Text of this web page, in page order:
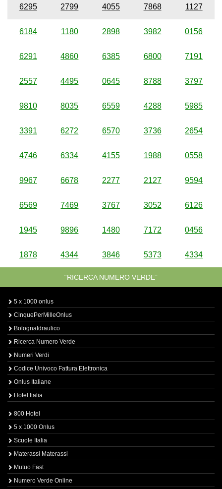
6295 2799 4055 7868 1127
6184 1180 2898 3982 0156
6291 4860 6385 6800 7191
2557 4495 0645 8788 3797
9810 8035 6559 4288 5985
3391 6272 6570 3736 2654
4746 6334 4155 1988 0558
9967 6678 2277 2127 9594
6569 7469 3767 3052 6126
1945 9896 1480 7172 0456
1878 4344 3846 5373 4334
“RICERCA NUMERO VERDE”
5 x 1000 onlus
CinquePerMilleOnlus
BolognaIdraulico
Ricerca Numero Verde
Numeri Verdi
Codice Univoco Fattura Elettronica
Onlus Italiane
Hotel Italia
800 Hotel
5 x 1000 Onlus
Scuole Italia
Materassi Materassi
Mutuo Fast
Numero Verde Online